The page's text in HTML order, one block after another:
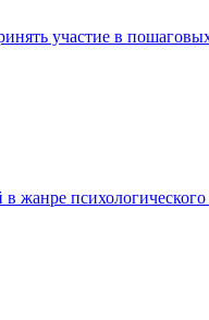
участие в
в жанре